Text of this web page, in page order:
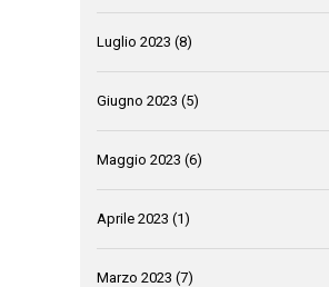
Luglio 2023 (8)
Giugno 2023 (5)
Maggio 2023 (6)
Aprile 2023 (1)
Marzo 2023 (7)